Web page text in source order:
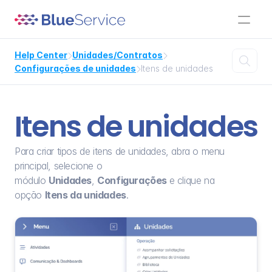
Help CenterUnidades/Contratos
Configurações de unidadesItens de unidades

Itens de unidades
Para criar tipos de itens de unidades, abra o menu
principal, selecione o
módulo Unidades, Configurações e clique na
opção Itens da unidades.